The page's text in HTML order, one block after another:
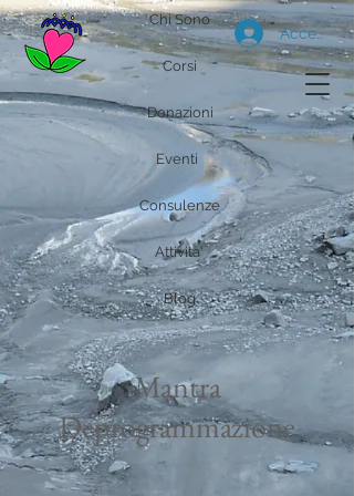
Chi Sono
Corsi
Donazioni
Consulenze
Attivita'
Blog
Accedi
Eventi
Mantra
Deprogrammazione